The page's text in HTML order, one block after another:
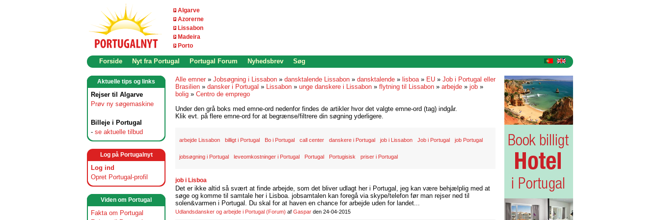
Algarve
Azorerne
Lissabon
Madeira
Porto
Forside Nyt fra Portugal Portugal Forum Nyhedsbrev Søg
Aktuelle tips og links
Rejser til Algarve
Prøv ny søgemaskine
Billeje i Portugal
- se aktuelle tilbud
Log på Portugalnyt
Log ind
Opret Portugal-profil
Viden om Portugal
Fakta om Portugal
Alle emner » Jobsøgning i Lissabon » dansktalende Lissabon » dansktalende » lisboa» EU » Job i Portugal eller
Brasilien » dansker i Portugal » Lissabon » unge danskere i Lissabon » flytning til Lissabon » arbejde » job »
bolig » Centro de emprego
Under den grå boks med emne-ord nedenfor findes de artikler hvor det valgte emne-ord (tag) indgår.
Klik evt. på flere emne-ord for at begrænse/filtrere din søgning yderligere.
arbejde Lissabon billigt i Portugal Bo i Portugal call center danskere i Portugal job i Lissabon Job i Portugal job Portugal
jobsøgning i Portugal leveomkostninger i Portugal Portugal Portugisisk priser i Portugal
job i Lisboa
Det er ikke altid så svært at finde arbejde, som det bliver udlagt her i Portugal, jeg kan være behjælplig med at
søge og komme til samtale her i Lisboa. jobsamtalen kan foregå via skype/telefon før man rejser ned til
solen&varmen i Portugal. Du skal for at haven en chance for arbejde uden for landet...
Udlandsdansker og arbejde i Portugal (Forum) af Gaspar den 24-04-2015